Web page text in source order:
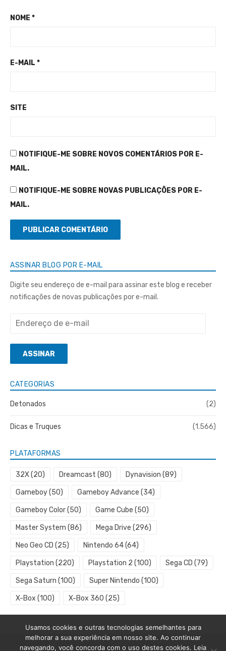
NOME *
E-MAIL *
SITE
NOTIFIQUE-ME SOBRE NOVOS COMENTÁRIOS POR E-
MAIL.
NOTIFIQUE-ME SOBRE NOVAS PUBLICAÇÕES POR E-
MAIL.
ASSINAR BLOG POR E-MAIL
Digite seu endereço de e-mail para assinar este blog e receber
notificações de novas publicações por e-mail.
Endereço
e-
mailASSINAR
CATEGORIAS
Detonados (2)
Dicas e Truques (1.566)
PLATAFORMAS
32X(20) Dreamcast (80) Dynavision (89)
Gameboy(50) Gameboy Advance (34)
Gameboy Color(50) Game Cube (50)
Master System (86) Mega Drive (296)
Neo Geo CD (25) Nintendo 64(64)
Playstation (220) Playstation 2 (100) Sega CD (79)
Sega Saturn (100) Super Nintendo (100)
X-Box (100) X-Box 360 (25)
Usamos cookies e outras tecnologias semelhantes para
melhorar a sua experiência em nosso site. Ao continuar
navegando, você concorda com o uso destes cookies. Leia